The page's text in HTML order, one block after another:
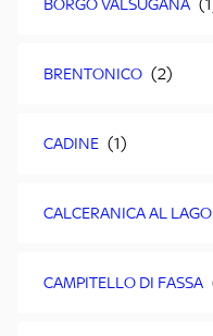
BORGO VALSUGANA
BRENTONICO
CADINE
CALCERANICA AL LAGO
CAMPITELLO DI FASSA